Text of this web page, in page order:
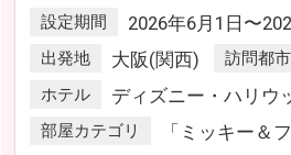
設定期間 2026年6月1日〜
出発地 大阪(関西) 訪問都市
ホテル ディズニー・ハリウ
部屋カテゴリ
「ミッキー＆